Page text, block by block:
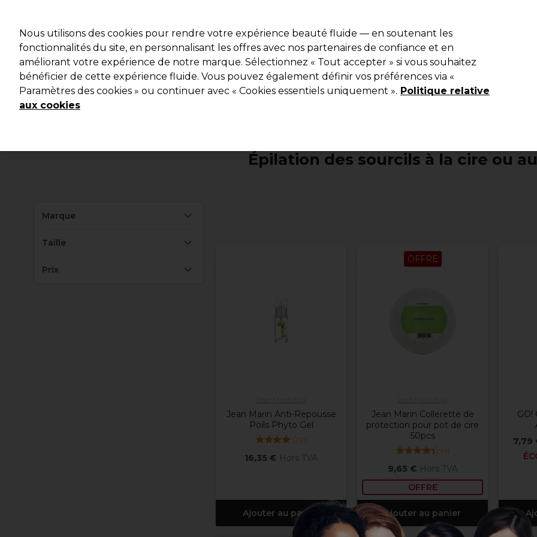
Rechercher
Marques Bons plans Coiffure Electro et Matériel Equipement de salon Beauté Hommes Les
Livraison et délais
Épilation des sourcils à la cire ou
Marque
Taille
Prix
Jean Marin Anti-Repousse
Poils Phyto Gel
(1)
16,35 € Hors TVA
Ajouter au panier
OFFRE
Jean Marin Collerette de
protection pour pot de cire
50pcs
(4)
9,65 € Hors TVA
OFFRE
Ajouter au panier
GO!
7,79
Nous utilisons des cookies pour rendre votre expérience beauté fluide — en soutenant les
fonctionnalités du site, en personnalisant les offres avec nos partenaires de confiance et en
améliorant votre expérience de notre marque. Sélectionnez « Tout accepter » si vous souhaitez
bénéficier de cette expérience fluide. Vous pouvez également définir vos préférences via «
Paramètres des cookies » ou continuer avec « Cookies essentiels uniquement ». Politique relative
aux cookies